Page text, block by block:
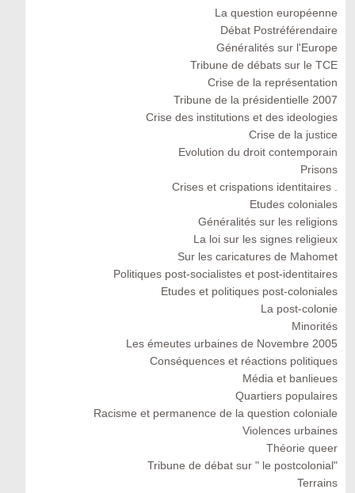
La question européenne
Débat Postréférendaire
Généralités sur l'Europe
Tribune de débats sur le TCE
Crise de la représentation
Tribune de la présidentielle 2007
Crise des institutions et des ideologies
Crise de la justice
Evolution du droit contemporain
Prisons
Crises et crispations identitaires .
Etudes coloniales
Généralités sur les religions
La loi sur les signes religieux
Sur les caricatures de Mahomet
Politiques post-socialistes et post-identitaires
Etudes et politiques post-coloniales
La post-colonie
Minorités
Les émeutes urbaines de Novembre 2005
Conséquences et réactions politiques
Média et banlieues
Quartiers populaires
Racisme et permanence de la question coloniale
Violences urbaines
Théorie queer
Tribune de débat sur " le postcolonial"
Terrains